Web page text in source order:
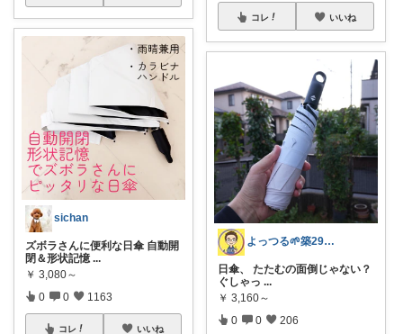
sichan
ズボラさんに便利な日傘 自動開
閉＆形状記憶 ...
￥ 3,080～
0 0 1163
コレ いいね
コレ いいね
よっつる🌱築29年オシャレ改造発信中！
日傘、 たたむの面倒じゃない？
ぐしゃっ ...
￥ 3,160～
0 0 206